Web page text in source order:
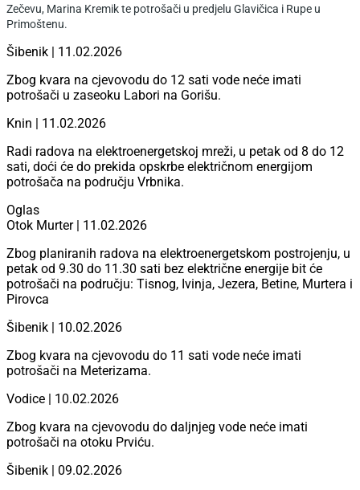
Zečevu, Marina Kremik te potrošači u predjelu Glavičica i Rupe u
Primoštenu.
Šibenik | 11.02.2026
Zbog kvara na cjevovodu do 12 sati vode neće imati
potrošači u zaseoku Labori na Gorišu.
Knin | 11.02.2026
Radi radova na elektroenergetskoj mreži, u petak od 8 do 12
sati, doći će do prekida opskrbe električnom energijom
potrošača na području Vrbnika.
Oglas
Otok Murter | 11.02.2026
Zbog planiranih radova na elektroenergetskom postrojenju, u
petak od 9.30 do 11.30 sati bez električne energije bit će
potrošači na području: Tisnog, Ivinja, Jezera, Betine, Murtera i
Pirovca
Šibenik | 10.02.2026
Zbog kvara na cjevovodu do 11 sati vode neće imati
potrošači na Meterizama.
Vodice | 10.02.2026
Zbog kvara na cjevovodu do daljnjeg vode neće imati
potrošači na otoku Prviću.
Šibenik | 09.02.2026